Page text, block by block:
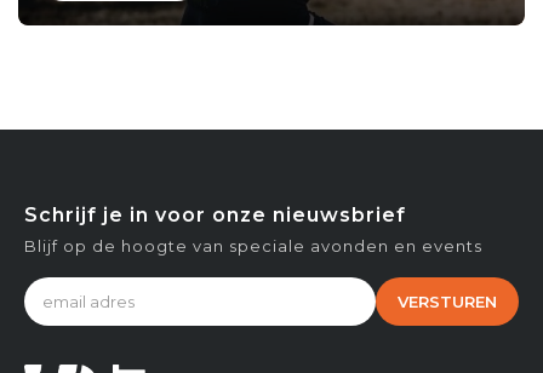
Schrijf je in voor onze nieuwsbrief
Blijf op de hoogte van speciale avonden en events
VERSTUREN